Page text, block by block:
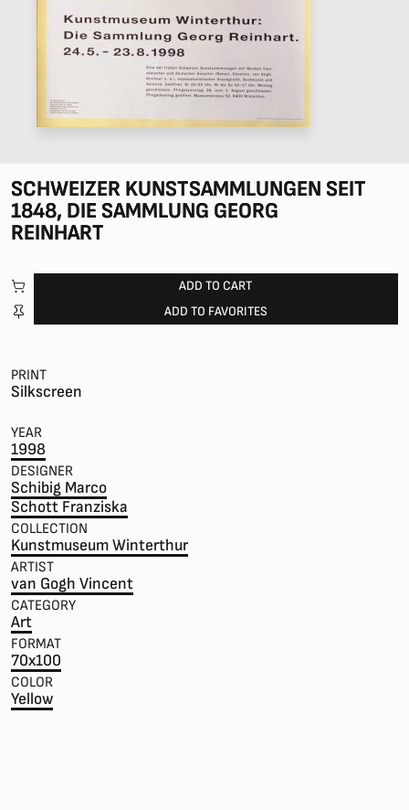
SCHWEIZER KUNSTSAMMLUNGEN SEIT
1848, DIE SAMMLUNG GEORG
REINHART
ADD TO CART
ADD TO FAVORITES
PRINT
Silkscreen
YEAR
1998
DESIGNER
Schibig Marco
Schott Franziska
COLLECTION
Kunstmuseum Winterthur
ARTIST
van Gogh Vincent
CATEGORY
Art
FORMAT
70x100
COLOR
Yellow